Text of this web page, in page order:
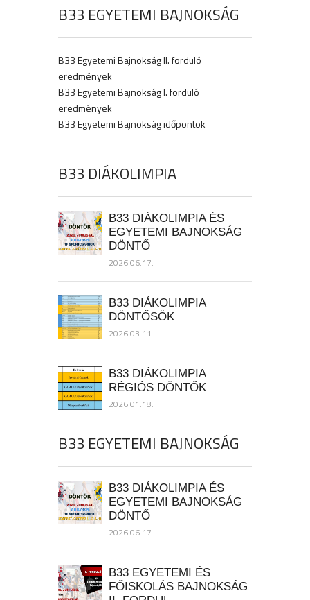
B33 EGYETEMI BAJNOKSÁG
B33 Egyetemi Bajnokság II. forduló
eredmények
B33 Egyetemi Bajnokság I. forduló
eredmények
B33 Egyetemi Bajnokság időpontok
B33 DIÁKOLIMPIA
B33 DIÁKOLIMPIA ÉS
EGYETEMI BAJNOKSÁG
DÖNTŐ
2026.06.17.
B33 DIÁKOLIMPIA
DÖNTŐSÖK
2026.03.11.
B33 DIÁKOLIMPIA
RÉGIÓS DÖNTŐK
2026.01.18.
B33 EGYETEMI BAJNOKSÁG
B33 DIÁKOLIMPIA ÉS
EGYETEMI BAJNOKSÁG
DÖNTŐ
2026.06.17.
B33 EGYETEMI ÉS
FŐISKOLÁS BAJNOKSÁG